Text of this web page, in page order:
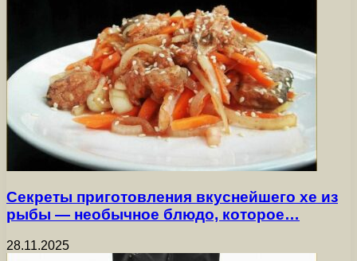
Секреты приготовления вкуснейшего хе из
рыбы — необычное блюдо, которое…
28.11.2025